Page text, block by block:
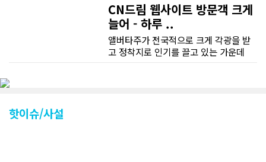
CN드림 웹사이트 방문객 크게
늘어 - 하루 ..
앨버타주가 전국적으로 크게 각광을 받
고 정착지로 인기를 끌고 있는 가운데
핫이슈/사설